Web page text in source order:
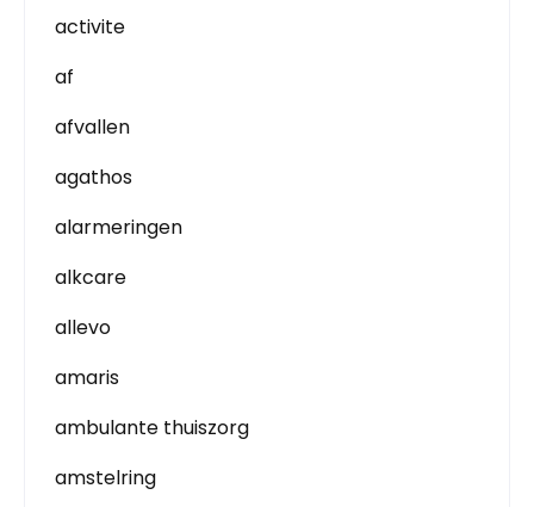
activite
af
afvallen
agathos
alarmeringen
alkcare
allevo
amaris
ambulante thuiszorg
amstelring